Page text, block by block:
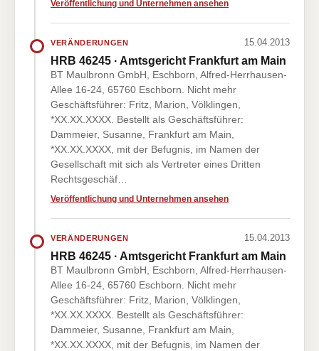
Veröffentlichung und Unternehmen ansehen
VERÄNDERUNGEN 15.04.2013
HRB 46245 · Amtsgericht Frankfurt am Main
BT Maulbronn GmbH, Eschborn, Alfred-Herrhausen-
Allee 16-24, 65760 Eschborn. Nicht mehr
Geschäftsführer: Fritz, Marion, Völklingen,
*XX.XX.XXXX. Bestellt als Geschäftsführer:
Dammeier, Susanne, Frankfurt am Main,
*XX.XX.XXXX, mit der Befugnis, im Namen der
Gesellschaft mit sich als Vertreter eines Dritten
Rechtsgeschäf…
Veröffentlichung und Unternehmen ansehen
VERÄNDERUNGEN 15.04.2013
HRB 46245 · Amtsgericht Frankfurt am Main
BT Maulbronn GmbH, Eschborn, Alfred-Herrhausen-
Allee 16-24, 65760 Eschborn. Nicht mehr
Geschäftsführer: Fritz, Marion, Völklingen,
*XX.XX.XXXX. Bestellt als Geschäftsführer:
Dammeier, Susanne, Frankfurt am Main,
*XX.XX.XXXX, mit der Befugnis, im Namen der